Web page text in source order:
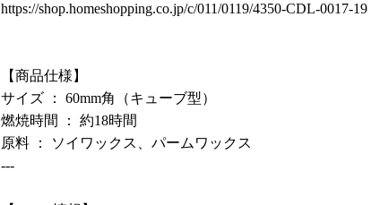
https://shop.homeshopping.co.jp/c/011/0119/4350-CDL-0017-19
【商品仕様】
サイズ ： 60mm角（キューブ型）
燃焼時間 ： 約18時間
原料 ： ソイワックス、パームワックス
---